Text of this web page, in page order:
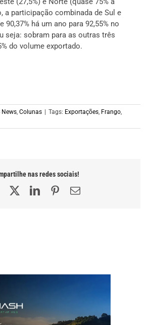
a participação combinada de Sul e
90,37% há um ano para 92,55% no
seja: sobram para as outras três
do volume exportado.
News, Colunas Tags: Exportações, Frango,
nas redes sociais!
FacebookLinkedInPinterest
E-